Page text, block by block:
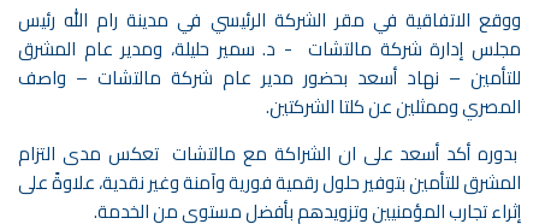
ووقع الاتفاقية في مقر الشركة الرئيسي في مدينة رام الله رئيس
مجلس إدارة شركة مالتشات - د. سمير حليلة، ومدير عام المشرق
للتأمين – نهاد أسعد بحضور مدير عام شركة مالتشات – واصف
المصري وممثلين عن كلتا الشركتين.
بدوره أكد أسعد على ان الشراكة مع مالتشات تعكس مدى التزام
المشرق للتأمين بتوفير حلول رقمية فورية وآمنة وغير نقدية، علاوةً على
إثراء تجارب المؤمنيين وتزويدهم بأفضل مستوى من الخدمة.